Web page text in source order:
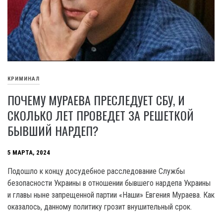
КРИМИНАЛ
ПОЧЕМУ МУРАЕВА ПРЕСЛЕДУЕТ СБУ, И
СКОЛЬКО ЛЕТ ПРОВЕДЕТ ЗА РЕШЕТКОЙ
БЫВШИЙ НАРДЕП?
5 МАРТА, 2024
Подошло к концу досудебное расследование Службы
безопасности Украины в отношении бывшего нардепа Украины
и главы ныне запрещенной партии «Наши» Евгения Мураева. Как
оказалось, данному политику грозит внушительный срок.